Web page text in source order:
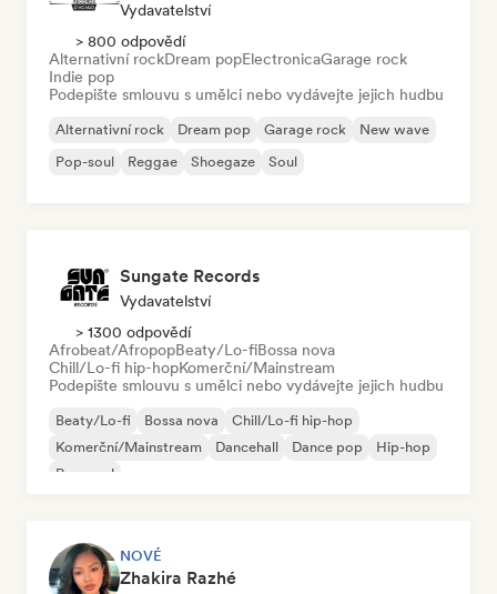
Vydavatelství
> 800 odpovědí
Alternativní rockDream popElectronicaGarage rock
Indie pop
Podepište smlouvu s umělci nebo vydávejte jejich hudbu
Alternativní rock Dream pop Garage rock
New wave
Pop-soul
Reggae Shoegaze Soul
Sungate Records
Vydavatelství
> 1300 odpovědí
Afrobeat/AfropopBeaty/Lo-fiBossa nova
Chill/Lo-fi hip-hopKomerční/Mainstream
Podepište smlouvu s umělci nebo vydávejte jejich hudbu
Beaty/Lo-fi Bossa nova
Chill/Lo-fi hip-hop
Komerční/Mainstream
Dancehall Dance pop
Hip-hop
Pop-soul
NOVÉ
Zhakira Razhé